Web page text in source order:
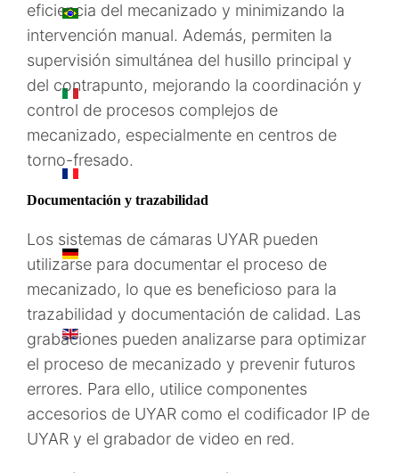
PT
IT
FR
DE
EN
eficiencia del mecanizado y minimizando la
intervención manual. Además, permiten la
supervisión simultánea del husillo principal y
del contrapunto, mejorando la coordinación y
control de procesos complejos de
mecanizado, especialmente en centros de
torno-fresado.
Documentación y trazabilidad
Los sistemas de cámaras UYAR pueden
utilizarse para documentar el proceso de
mecanizado, lo que es beneficioso para la
trazabilidad y documentación de calidad. Las
grabaciones pueden analizarse para optimizar
el proceso de mecanizado y prevenir futuros
errores. Para ello, utilice componentes
accesorios de UYAR como el codificador IP de
UYAR y el grabador de video en red.